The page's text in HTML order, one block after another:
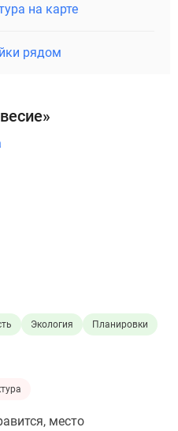
на карте
рядом
Экология
Планировки
место